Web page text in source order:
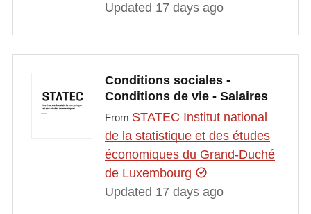
Updated 17 days ago
Conditions sociales -
Conditions de vie - Salaires
From STATEC Institut national
de la statistique et des études
économiques du Grand-Duché
de Luxembourg
Updated 17 days ago